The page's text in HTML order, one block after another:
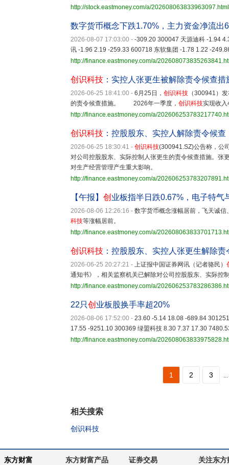
http://stock.eastmoney.com/a/202608063833963097.html
数字货币概念下跌1.70%，主力资金净流出
2026-08-07 17:03:00 - -309.20 300047 天源迪科 -1.94
讯 -1.96 2.19 -259.33 600718 东软集团 -1.78 1.22 -
http://finance.eastmoney.com/a/
创识科技 ：实控人张更生被解除责令候查措
2026-06-25 18:41:00 - 6月25日， 创识科技 （300941）
的责令候查措施。 2026年一季度， 创识科技实现收
http://finance.eastmoney.com/a/
创识科技 ：控股股东、实控人解除责令候查
2026-06-25 18:30:41 - 创识科技(300941.SZ)公告称，公
对公司控股股东、实际控制人张更生的责令候查措施。张
对生产经营管理产生重大影响。
http://finance.eastmoney.com/a/
【午报】 创 业板指半日跌0.67%，电子特气
2026-08-06 12:26:16 - 数字货币概念涨幅居前，飞天诚
科技等涨幅居前。
http://finance.eastmoney.com/a/
创识科技 ：控股股东、实控人张更生解除责
2026-06-25 20:27:21 - 上证报中国证券网讯（记者骆民）
通知书》，相关监察机关已解除对公司控股股东、实际控
http://finance.eastmoney.com/a/
22只创 业板股换手率超20%
2026-08-06 17:52:00 - 23.60 -5.14 18.08 -689.84
17.55 -9251.10 300369 绿盟科技 8.30 7.37 17.30
http://finance.eastmoney.com/a/
1 2 3 ...
相关搜索
创识科技
东方财富 东方财富产品 证券交易 关注东方